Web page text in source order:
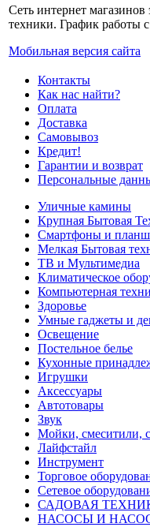
Сеть интернет
техники. График работы
Мобильная версия сайта
Контакты
Как нас найти?
Оплата
Доставка
Самовывоз
Кредит!
Гарантии и возврат
Персональные
Уличные камины
Крупная Бытовая
Смартфоны и
Мелкая Бытовая
ТВ и Мультимедиа
Климатическое
Компьютерная
Здоровье
Умные гаджеты и
Освещение
Постельное белье
Кухонные
Игрушки
Аксессуары
Автотовары
Звук
Мойки, смеситили,
Лайфстайл
Инструмент
Торговое
Сетевое
САДОВАЯ
НАСОСЫ И